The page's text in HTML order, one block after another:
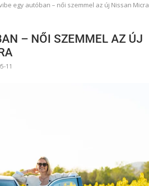
egy autóban – női szemmel az új Nissan Micra
– NŐI SZEMMEL AZ ÚJ
11